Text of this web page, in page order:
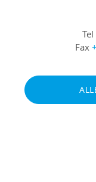
Tel
Fax